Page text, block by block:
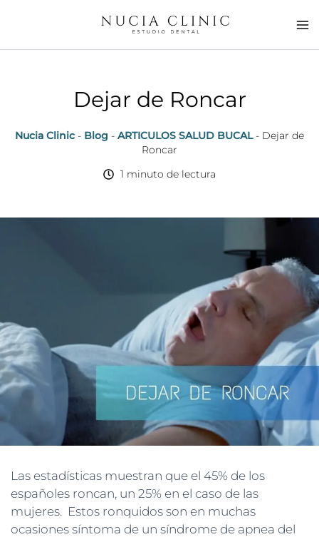
Dejar de Roncar
Nucia Clinic - Blog - ARTICULOS SALUD BUCAL- Dejar de
Roncar
1 minuto de lectura
Las estadísticas muestran que el 45% de los
españoles roncan, un 25% en el caso de las
mujeres. Estos ronquidos son en muchas
ocasiones síntoma de un síndrome de apnea del